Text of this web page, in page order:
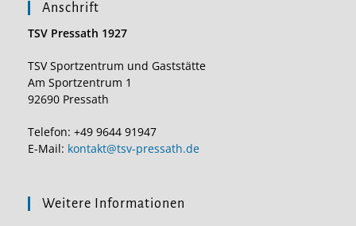
Anschrift
TSV Pressath 1927
TSV Sportzentrum und Gaststätte
Am Sportzentrum 1
92690 Pressath
Telefon: +49 9644 91947
E-Mail: kontakt@tsv-pressath.de
Weitere Informationen